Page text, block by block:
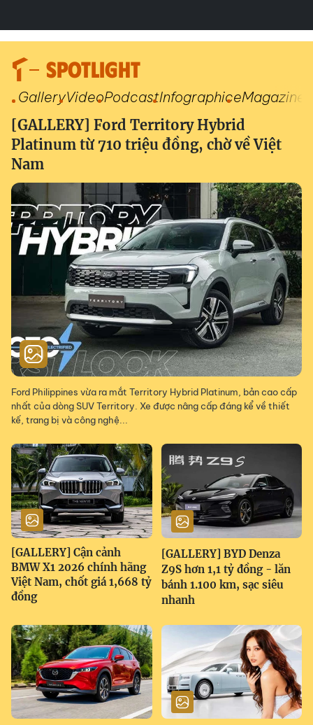
SPOTLIGHT
GalleryVideoPodcastInfographiceMagazine
[GALLERY] Ford Territory Hybrid
Platinum từ 710 triệu đồng, chờ về Việt
Nam
Ford Philippines vừa ra mắt Territory Hybrid Platinum, bản cao cấp
nhất của dòng SUV Territory. Xe được nâng cấp đáng kể về thiết
kế, trang bị và công nghệ...
[GALLERY] Cận cảnh
BMW X1 2026 chính hãng
Việt Nam, chốt giá 1,668 tỷ
đồng
[GALLERY] BYD Denza
Z9S hơn 1,1 tỷ đồng - lăn
bánh 1.100 km, sạc siêu
nhanh